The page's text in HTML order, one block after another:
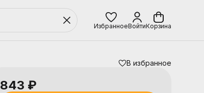
ИзбранноеВойтиКорзина
В избранное
843 ₽